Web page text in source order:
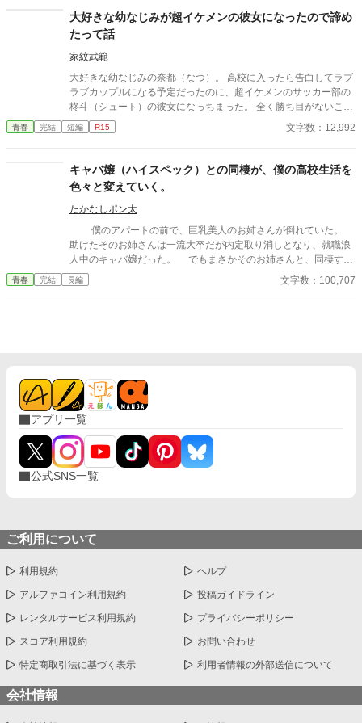
る。 ​「わ、私は。真太の、か、彼女……だよっ？」 彼女だという
のに、​交通事故の詳細は誤魔化すし、なんなら部屋にすら入った
ことがない様子……。 その嘘はあまりにも不自然で、ポンコツす
ぎで。この子は絶対に、記憶を失った”本当の理由”を隠そうとし
ている。 真実を探るため、真太はあえてこの得体の知れない「自
称彼女」の嘘に乗っかることを決意する。 こうしてポンコツ可愛
い「自称彼女」との、記憶を探る少し奇妙でちょっぴり甘い高校
生活が始まった──。
大好きな幼なじみが超イケメンの彼女になったので諦め
たって話
家紋武範
大好きな幼なじみの奈都（なつ）。 高校に入ったら告白してラブ
ラブカップルになる予定だったのに、超イケメンのサッカー部の
柊斗（シュート）の彼女になっちまった。 全く勝ち目がないこの
恋。 潔く諦めることにした。
青春 完結 短編 R15 文字数：12,992
キャバ嬢（ハイスペック）との同棲が、僕の高校生活を
色々と変えていく。
たかなしポン太
僕のアパートの前で、巨乳美人のお姉さんが倒れていた。
助けたそのお姉さんは一流大卒だが内定取り消しとなり、就職浪
人中のキャバ嬢だった。 でもまさかそのお姉さんと、同棲する
ことになるとは…。 「今日のパンツってどんなんだっけ？ あ
あ、これか。」 「ちょっと、確認しなくていいですから！」 「こ
の人物や団体、製品とは一切関係ありません。
青春 完結 長編 文字数：100,707
アプリ一覧
公式SNS一覧
ご利用について
利用規約 ヘルプ
アルファコイン利用規約 投稿ガイドライン
レンタルサービス利用規約 プライバシーポリシー
スコア利用規約 お問い合わせ
特定商取引法に基づく表示 利用者情報の外部送信について
会社情報